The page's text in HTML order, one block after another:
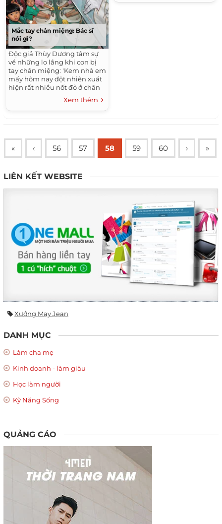
Mắc tay chân miệng: Bác sĩ
nói gì?
Độc giả Thùy Dương tâm sự
về những lo lắng khi con bị
tay chân miệng: 'Kem nhà em
mấy hôm nay đột nhiên xuất
hiện rất nhiều nốt đỏ ở chân
và tay. Có nốt sần, có nốt lại
Xem thêm
« ‹ 56 57 58 59 60 › »
LIÊN KẾT WEBSITE
Xưởng May Jean
DANH MỤC
Làm cha mẹ
Kinh doanh - làm giàu
Học làm người
Kỹ Năng Sống
QUẢNG CÁO